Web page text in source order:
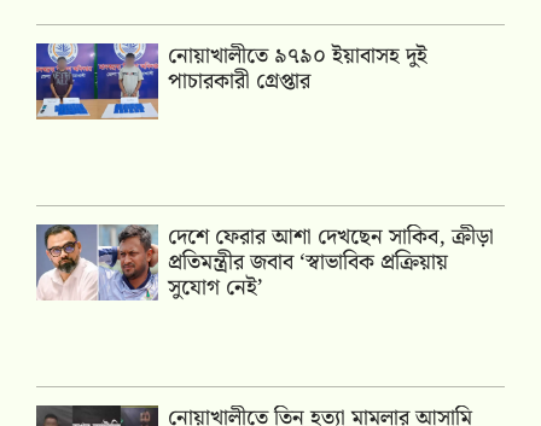
নোয়াখালীতে ৯৭৯০ ইয়াবাসহ দুই
পাচারকারী গ্রেপ্তার
দেশে ফেরার আশা দেখছেন সাকিব, ক্রীড়া
প্রতিমন্ত্রীর জবাব ‘স্বাভাবিক প্রক্রিয়ায়
সুযোগ নেই’
নোয়াখালীতে তিন হত্যা মামলার আসামি